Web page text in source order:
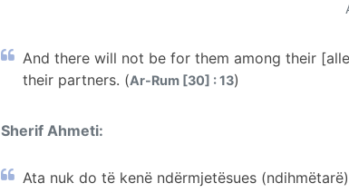
And there will not be for them among their
their partners. (Ar-Rum [30] : 13)
Sherif Ahmeti:
Ata nuk do të kenë ndërmjetësues